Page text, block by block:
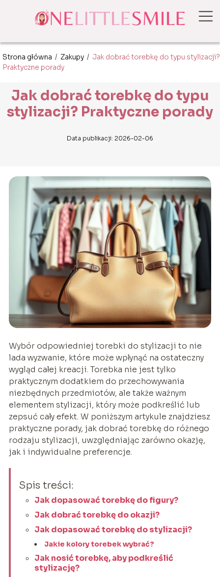
Strona główna / Zakupy / Jak dobrać torebkę do typu stylizacji?
Praktyczne porady
Jak dobrać torebkę do typu
stylizacji? Praktyczne porady
Data publikacji: 2026-02-06
Wybór odpowiedniej torebki do stylizacji to nie
lada wyzwanie, które może wpłynąć na ostateczny
wygląd całej kreacji. Torebka nie jest tylko
praktycznym dodatkiem do przechowywania
niezbędnych przedmiotów, ale także ważnym
elementem stylizacji, który może podkreślić lub
zepsuć cały efekt. W poniższym artykule znajdziesz
praktyczne porady, jak dobrać torebkę do różnego
rodzaju stylizacji, uwzględniając zarówno okazję,
jak i indywidualne preferencje.
Spis treści:
Jak dopasować torebkę do figury?
Jak dobrać torebkę do okazji?
Jak dopasować torebkę do stylizacji?
Jakie kolory torebek wybrać?
Jak nosić torebkę, aby podkreślić
stylizację?